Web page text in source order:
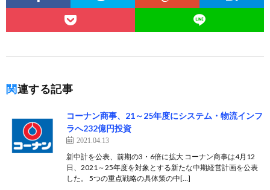
関連する記事
コーナン商事、21～25年度にシステム・物流インフ
ラへ232億円投資
2021.04.13
新中計を公表、前期の3・6倍に拡大 コーナン商事は4月12
日、2021～25年度を対象とする新たな中期経営計画を公表
した。 5つの重点戦略の具体策の中[…]